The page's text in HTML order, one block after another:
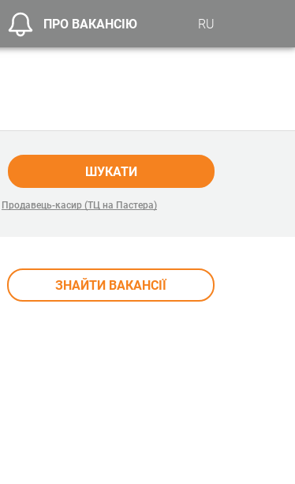
ПРО ВАКАНСІЮ RU
ШУКАТИ
Продавець-касир (ТЦ на Пастера)
ЗНАЙТИ ВАКАНСІЇ